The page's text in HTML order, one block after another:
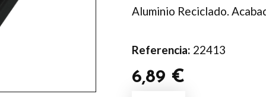
Aluminio Reciclado.
Referencia: 22413
6,89 €